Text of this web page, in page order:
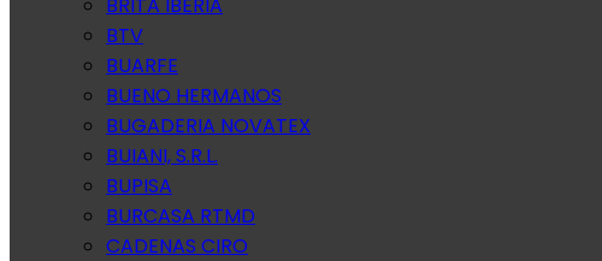
BTV
BUARFE
BUENO HERMANOS
BUGADERIA NOVATEX
BUIANI, S.R.L.
BUPISA
BURCASA RTMD
CADENAS CIRO